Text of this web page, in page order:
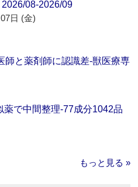
08-2026/09
日 (金)
師と薬剤師に認識差‐獣医療専
薬で中間整理‐77成分1042品
もっと見る »